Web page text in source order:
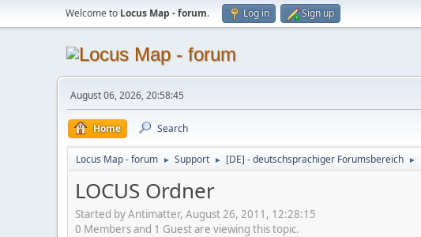
Welcome to Locus Map - forum. Log in Sign up
August 06, 2026, 20:58:45
Home Search
Locus Map - forum ► Support ► [DE] - deutschsprachiger Forumsbereich ►
LOCUS Ordner
Started by Antimatter, August 26, 2011, 12:28:15
0 Members and 1 Guest are viewing this topic.